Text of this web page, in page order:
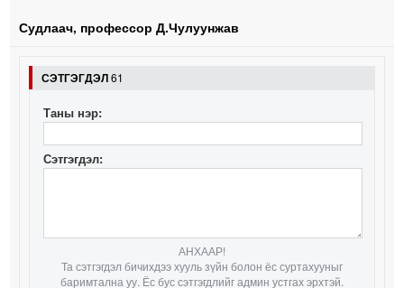
Судлаач, профессор Д.Чулуунжав
СЭТГЭГДЭЛ61
Таны нэр:
Сэтгэгдэл:
АНХААР!
Та сэтгэгдэл бичихдээ хууль зүйн болон ёс суртахууныг
баримтална уу. Ёс бус сэтгэгдлийг админ устгах эрхтэй.